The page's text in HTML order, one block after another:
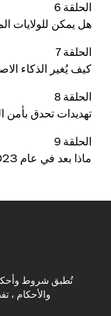
الحلقة 6
هل يمكن للولايات
الحلقة 7
كيف يُغير الذكاء
الحلقة 8
تهديدات تحدق بأمن
الحلقة 9
ماذا بعد في عام 2023؟
تُطبق شروط
والأحكام ،